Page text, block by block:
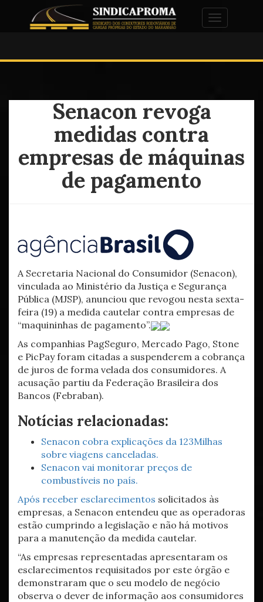
Alternar
Senacon revoga
medidas contra
empresas de máquinas
de pagamento
A Secretaria Nacional do Consumidor (Senacon),
vinculada ao Ministério da Justiça e Segurança
Pública (MJSP), anunciou que revogou nesta sexta-
feira (19) a medida cautelar contra empresas de
“maquininhas de pagamento”.
As companhias PagSeguro, Mercado Pago, Stone
e PicPay foram citadas a suspenderem a cobrança
de juros de forma velada dos consumidores. A
acusação partiu da Federação Brasileira dos
Bancos (Febraban).
Notícias relacionadas:
Senacon cobra explicações da 123Milhas
sobre viagens canceladas.
Senacon vai monitorar preços de
combustíveis no país.
Após receber esclarecimentos solicitados às
empresas, a Senacon entendeu que as operadoras
estão cumprindo a legislação e não há motivos
para a manutenção da medida cautelar.
“As empresas representadas apresentaram os
esclarecimentos requisitados por este órgão e
demonstraram que o seu modelo de negócio
observa o dever de informação aos consumidores